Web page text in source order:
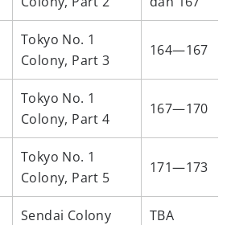
Tokyo No. 1
Colony, Part 3
164—167
Tokyo No. 1
Colony, Part 4
167—170
Tokyo No. 1
Colony, Part 5
171—173
Sendai Colony TBA